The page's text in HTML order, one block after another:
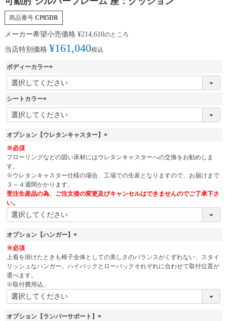
商品番号 CP85DR
メーカー希望小売価格 ¥214,610のところ
当店特別価格 ¥161,040税込
ボディーカラー
(
必
シートカラー
(
必
)
オプション【ウレタンキャスター】
必
)
※必須
フローリングなどの固い床材にはウレタンキャスターへの交換をお勧めしま
す。
※ウレタンキャスター仕様の場合、工場での生産となりますので、お届けまで
３～４週間かかります。
受注生産品の為、ご注文後の変更及びキャンセルはできませんのでご了承下さ
い。
オプション【ハンガー】
必
須
※必須
上着を掛けたときも椅子全体としての美しさのバランスがくずれない、スタイ
リッシュなハンガー。ハイバックとローバックそれぞれに合わせて取付位置が
選べます。
※取付費用込。
オプション【ランバーサポート】